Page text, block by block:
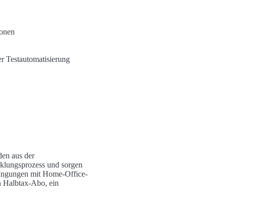
Testautomatisierung
aus der
und sorgen
mit Home-Office-
Halbtax-Abo, ein